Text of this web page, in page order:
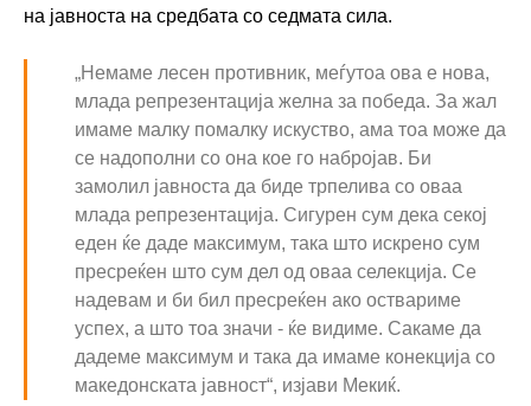
на јавноста на средбата со седмата сила.
„Немаме лесен противник, меѓутоа ова е нова,
млада репрезентација желна за победа. За жал
имаме малку помалку искуство, ама тоа може да
се надополни со она кое го набројав. Би
замолил јавноста да биде трпелива со оваа
млада репрезентација. Сигурен сум дека секој
еден ќе даде максимум, така што искрено сум
пресреќен што сум дел од оваа селекција. Се
надевам и би бил пресреќен ако оствариме
успех, а што тоа значи - ќе видиме. Сакаме да
дадеме максимум и така да имаме конекција со
македонската јавност“, изјави Мекиќ.